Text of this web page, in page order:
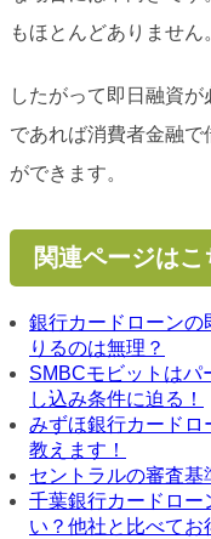
もほとんどありません
したがって即日融資
であれば消費者金融で
ができます。
関連ページはこ
銀行カードローンの
りるのは無理？
SMBCモビットはパ
し込み条件に迫る！
みずほ銀行カードロ
教えます！
セントラルの審査基
千葉銀行カードロー
い？他社と比べてお